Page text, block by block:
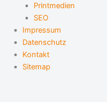
Printmedien
SEO
Impressum
Datenschutz
Kontakt
Sitemap